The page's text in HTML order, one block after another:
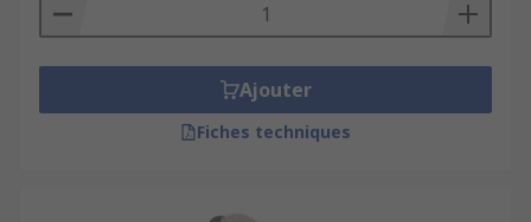
Ajouter
Fiches techniques